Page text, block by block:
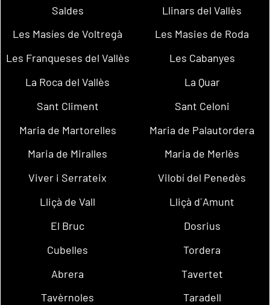
Saldes
Llinars del Vallès
Les Masíes de Voltregà
Les Masies de Roda
Les Franqueses del Vallès
Les Cabanyes
La Roca del Vallès
La Quar
Sant Climent
Sant Celoni
Maria de Martorelles
Maria de Palautordera
Maria de Miralles
Maria de Merlès
Viver i Serrateix
Vilobí del Penedès
Lliçà de Vall
Lliçà d´Amunt
El Bruc
Dosrius
Cubelles
Tordera
Abrera
Tavertet
Tavèrnoles
Taradell